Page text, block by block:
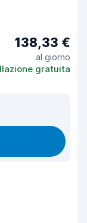
138,33 €
al giorno
gratuita